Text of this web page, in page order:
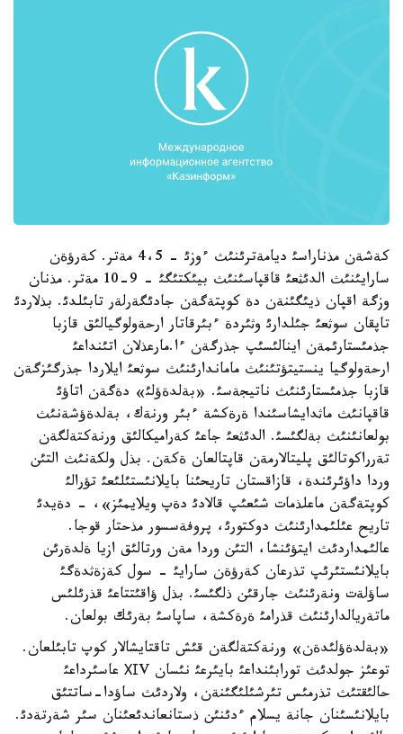
كةشةن مذناراسئ ديامةترئنئث ءوزئ - 4،5 مةتر. كةرؤةن
سارايئنئث الدئثعئ قاقپاسئنئث بيئكتئگئ - 9-10 مةتر. مذنان
وزگة اقپان ذيئگئنةن دة كوپتةگةن جادئگةرلةر تابئلدئ. بذلاردئ
تاپقان سوثعئ جئلدارئ وثئردة ءبئرقاتار ارحةولوگيالئق قازبا
جذمئستارئمةن اينالئسئپ جذرگةن ءا.مارعذلان اتئنداعئ
ارحةولوگيا ينستيتؤتئنئث ماماندارئنئث سوثعئ ايلاردا جذرگئزگةن
قازبا جذمئستارئنئث ناتيجةسئ. «بةلدةؤلئ» دةگةن اتاؤئ
قاقپانئث ماثدايشاسئندا ةرةكشة ءبئر ورنةك، بةلدةؤشةنئث
بولعانئنئث بةلگئسئ. الدئثعئ جاعئ كةراميكالئق ورنةكتةلگةن
تةرراكوتالئق پليتالارمةن قاپتالعان ةكةن. بذل ولكةنئث التئن
وردا داؤئرئندة، قازاقستان تاريحئنا بايلانئستئلئعئ تؤرالئ
كوپتةگةن ماعلذمات شئعئپ قالادئ دةپ ويلايمئز»، - دةيدئ
تاريح عئلئمدارئنئث دوكتورئ، پروفةسسور مذحتار قوجا.
عالئمداردئث ايتؤئنشا، التئن وردا مةن ورتالئق ازيا ةلدةرئن
بايلانئستئرئپ تذرعان كةرؤةن سارايئ - سول كةزةثدةگئ
ساؤلةت ونةرئنئث جارقئن ذلگئسئ. بذل ؤاقئتتاعئ قذرئلئس
ماتةريالدارئنئث قذرامئ ةرةكشة، ساپاسئ بةرئك بولعان.
«بةلدةؤلئدةن» ورنةكتةلگةن قئش تاقتايشالار كوپ تابئلعان.
توعئز جولدئث تورابئنداعئ بايئرعئ نئسان ХІV عاسئرداعئ
حالئقتئث تذرمئس تئرشئلئگئنةن، ولاردئث ساؤدا-ساتتئق
بايلانئسئنان جانة يسلام ءدئنئن ذستانعاندئعئنان سئر شةرتةدئ.